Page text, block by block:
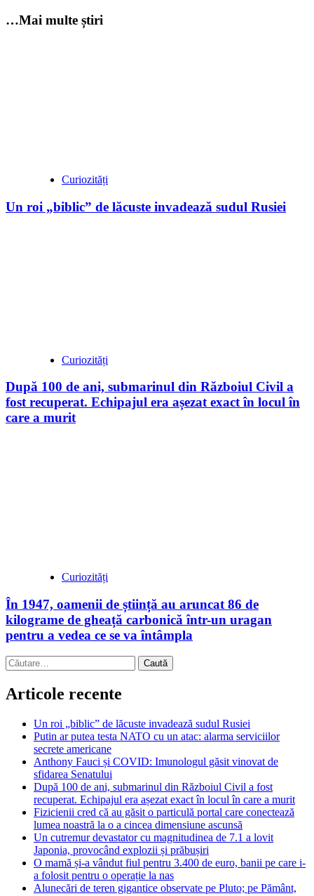
…Mai multe știri
Curiozități
Un roi „biblic” de lăcuste invadează sudul Rusiei
Curiozități
După 100 de ani, submarinul din Războiul Civil a
fost recuperat. Echipajul era așezat exact în locul în
care a murit
Curiozități
În 1947, oamenii de știință au aruncat 86 de
kilograme de gheață carbonică într-un uragan
pentru a vedea ce se va întâmpla
Caută
după:
Articole recente
Un roi „biblic” de lăcuste invadează sudul Rusiei
Putin ar putea testa NATO cu un atac: alarma serviciilor
secrete americane
Anthony Fauci și COVID: Imunologul găsit vinovat de
sfidarea Senatului
După 100 de ani, submarinul din Războiul Civil a fost
recuperat. Echipajul era așezat exact în locul în care a murit
Fizicienii cred că au găsit o particulă portal care conectează
lumea noastră la o a cincea dimensiune ascunsă
Un cutremur devastator cu magnitudinea de 7.1 a lovit
Japonia, provocând explozii și prăbușiri
O mamă și-a vândut fiul pentru 3.400 de euro, banii pe care i-
a folosit pentru o operație la nas
Alunecări de teren gigantice observate pe Pluto; pe Pământ,